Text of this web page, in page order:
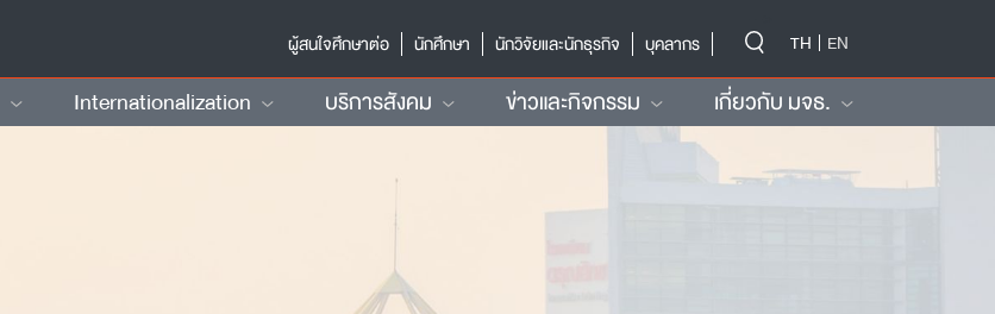
ผู้สนใจศึกษาต่อ
นักศึกษา นักวิจัยและนักธุรกิจ บุคลากร TH EN
Internationalization บริการสังคม ข่าวและกิจกรรม เกี่ยวกับ มจธ.